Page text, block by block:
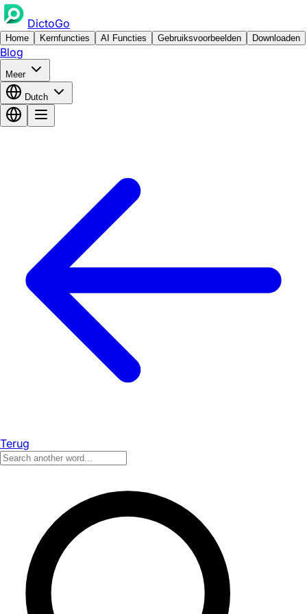
DictoGo
Home Kernfuncties AI Functies Gebruiksvoorbeelden Downloaden
Blog
Meer
Dutch
Terug